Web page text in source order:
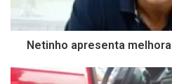
Netinho apresenta